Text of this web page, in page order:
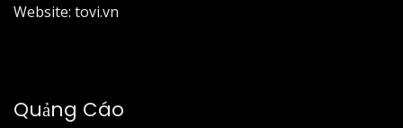
Website: tovi.vn
Quảng Cáo